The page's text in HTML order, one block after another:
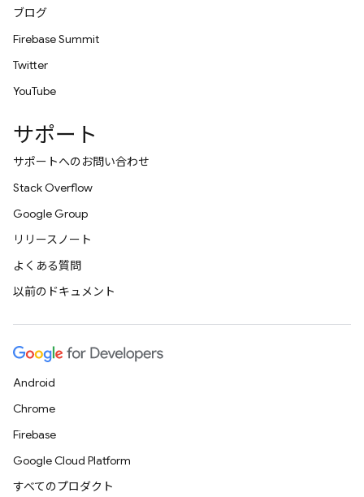
ブログ
Firebase Summit
Twitter
YouTube
サポート
サポートへのお問い合わせ
Stack Overflow
Google Group
リリースノート
よくある質問
以前のドキュメント
Android
Chrome
Firebase
Google Cloud Platform
すべてのプロダクト